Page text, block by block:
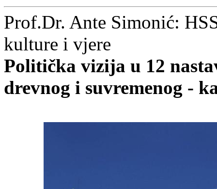
Prof.Dr. Ante Simonić:
kulture i vjere
Politička vizija u 12
drevnog i suvremenog -